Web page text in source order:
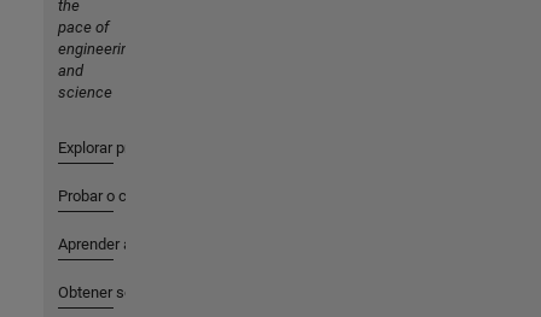
the
pace of
engineering
and
science
Explorar productos
Probar o comprar
Aprender a utilizar
Obtener soporte